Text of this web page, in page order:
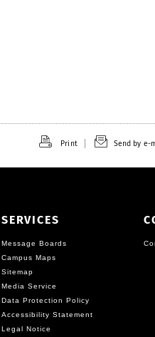
Print Send by e-
SERVICES
Message Boards
Campus Maps
Sitemap
Media Service
Data Protection Policy
Accessibility Statement
Legal Notice